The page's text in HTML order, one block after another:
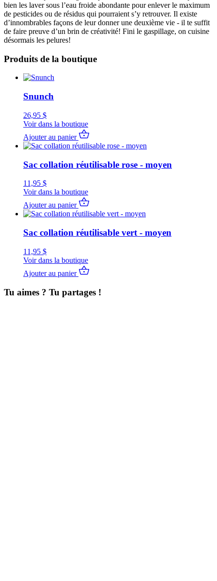
bien les laver sous l’eau froide abondante pour enlever le maximum
de pesticides ou de résidus qui pourraient s’y retrouver. Il existe
d’innombrables façons de leur donner une deuxième vie - il te suffit
de faire preuve d’un brin de créativité! Fini le gaspillage, on cuisine
désormais les pelures!
Produits de la boutique
Snunch
26,95 $
Voir dans la boutique
Ajouter au panier
Sac collation réutilisable rose - moyen
11,95 $
Voir dans la boutique
Ajouter au panier
Sac collation réutilisable vert - moyen
11,95 $
Voir dans la boutique
Ajouter au panier
Tu aimes ? Tu partages !